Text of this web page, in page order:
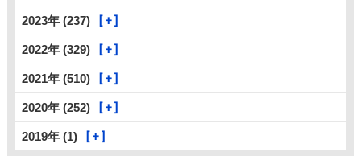
2023年 (237)
2022年 (329)
2021年 (510)
2020年 (252)
2019年 (1)